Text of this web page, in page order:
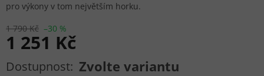
1 790 Kč –30 %
1 251 Kč
Měrná cena: Zvolte variantu
pro výkony v tom největším horku.